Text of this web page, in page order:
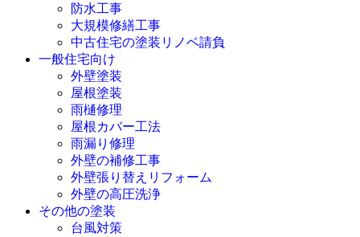
防水工事
大規模修繕工事
中古住宅の塗装リノベ請負
一般住宅向け
外壁塗装
屋根塗装
雨樋修理
屋根カバー工法
雨漏り修理
外壁の補修工事
外壁張り替えリフォーム
外壁の高圧洗浄
その他の塗装
台風対策